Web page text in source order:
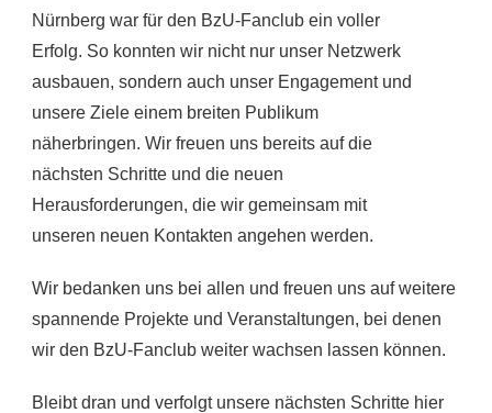
Nürnberg war für den BzU-Fanclub ein voller
Erfolg. So konnten wir nicht nur unser Netzwerk
ausbauen, sondern auch unser Engagement und
unsere Ziele einem breiten Publikum
näherbringen. Wir freuen uns bereits auf die
nächsten Schritte und die neuen
Herausforderungen, die wir gemeinsam mit
unseren neuen Kontakten angehen werden.
Wir bedanken uns bei allen und freuen uns auf weitere
spannende Projekte und Veranstaltungen, bei denen
wir den BzU-Fanclub weiter wachsen lassen können.
Bleibt dran und verfolgt unsere nächsten Schritte hier